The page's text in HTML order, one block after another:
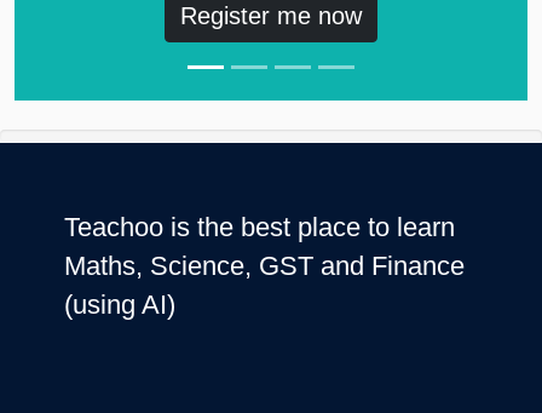
Register me now
Teachoo is the best place to learn
Maths, Science, GST and Finance
(using AI)